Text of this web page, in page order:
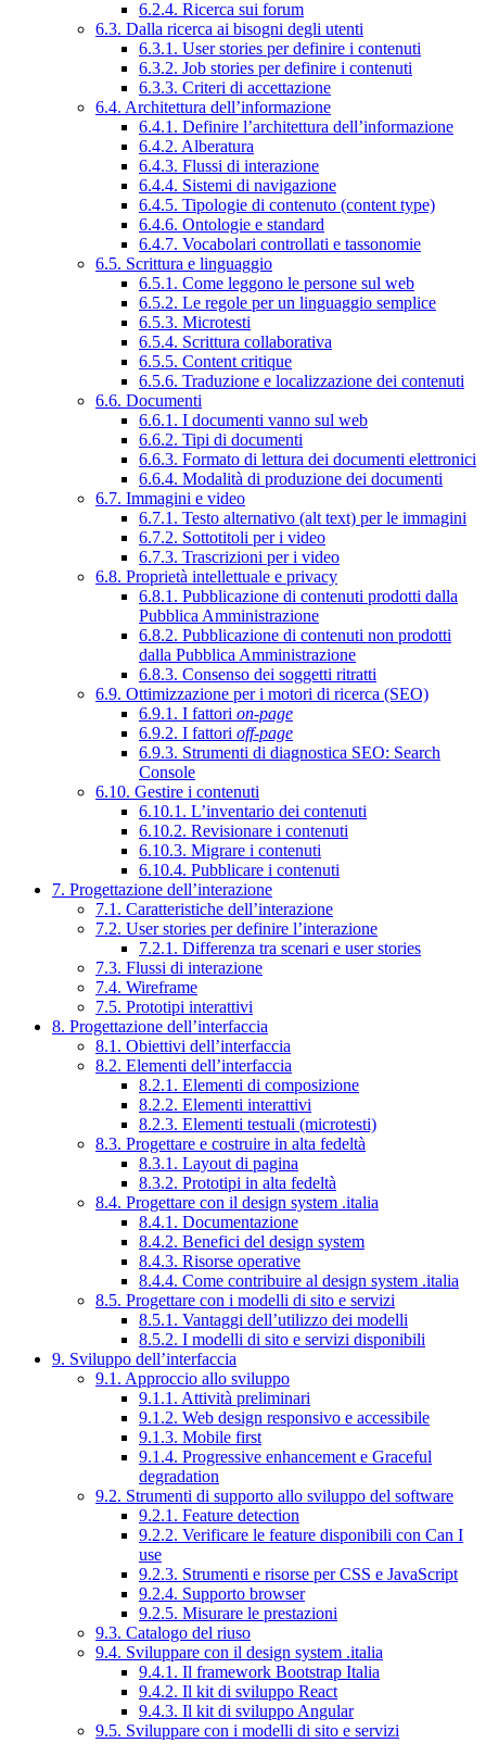
6.2.4. Ricerca sui forum
6.3. Dalla ricerca ai bisogni degli utenti
6.3.1. User stories per definire i contenuti
6.3.2. Job stories per definire i contenuti
6.3.3. Criteri di accettazione
6.4. Architettura dell’informazione
6.4.1. Definire l’architettura dell’informazione
6.4.2. Alberatura
6.4.3. Flussi di interazione
6.4.4. Sistemi di navigazione
6.4.5. Tipologie di contenuto (content type)
6.4.6. Ontologie e standard
6.4.7. Vocabolari controllati e tassonomie
6.5. Scrittura e linguaggio
6.5.1. Come leggono le persone sul web
6.5.2. Le regole per un linguaggio semplice
6.5.3. Microtesti
6.5.4. Scrittura collaborativa
6.5.5. Content critique
6.5.6. Traduzione e localizzazione dei contenuti
6.6. Documenti
6.6.1. I documenti vanno sul web
6.6.2. Tipi di documenti
6.6.3. Formato di lettura dei documenti elettronici
6.6.4. Modalità di produzione dei documenti
6.7. Immagini e video
6.7.1. Testo alternativo (alt text) per le immagini
6.7.2. Sottotitoli per i video
6.7.3. Trascrizioni per i video
6.8. Proprietà intellettuale e privacy
6.8.1. Pubblicazione di contenuti prodotti dalla
Pubblica Amministrazione
6.8.2. Pubblicazione di contenuti non prodotti
dalla Pubblica Amministrazione
6.8.3. Consenso dei soggetti ritratti
6.9. Ottimizzazione per i motori di ricerca (SEO)
6.9.1. I fattori on-page
6.9.2. I fattori off-page
6.9.3. Strumenti di diagnostica SEO: Search
Console
6.10. Gestire i contenuti
6.10.1. L’inventario dei contenuti
6.10.2. Revisionare i contenuti
6.10.3. Migrare i contenuti
6.10.4. Pubblicare i contenuti
7. Progettazione dell’interazione
7.1. Caratteristiche dell’interazione
7.2. User stories per definire l’interazione
7.2.1. Differenza tra scenari e user stories
7.3. Flussi di interazione
7.4. Wireframe
7.5. Prototipi interattivi
8. Progettazione dell’interfaccia
8.1. Obiettivi dell’interfaccia
8.2. Elementi dell’interfaccia
8.2.1. Elementi di composizione
8.2.2. Elementi interattivi
8.2.3. Elementi testuali (microtesti)
8.3. Progettare e costruire in alta fedeltà
8.3.1. Layout di pagina
8.3.2. Prototipi in alta fedeltà
8.4. Progettare con il design system .italia
8.4.1. Documentazione
8.4.2. Benefici del design system
8.4.3. Risorse operative
8.4.4. Come contribuire al design system .italia
8.5. Progettare con i modelli di sito e servizi
8.5.1. Vantaggi dell’utilizzo dei modelli
8.5.2. I modelli di sito e servizi disponibili
9. Sviluppo dell’interfaccia
9.1. Approccio allo sviluppo
9.1.1. Attività preliminari
9.1.2. Web design responsivo e accessibile
9.1.3. Mobile first
9.1.4. Progressive enhancement e Graceful
degradation
9.2. Strumenti di supporto allo sviluppo del software
9.2.1. Feature detection
9.2.2. Verificare le feature disponibili con Can I
use
9.2.3. Strumenti e risorse per CSS e JavaScript
9.2.4. Supporto browser
9.2.5. Misurare le prestazioni
9.3. Catalogo del riuso
9.4. Sviluppare con il design system .italia
9.4.1. Il framework Bootstrap Italia
9.4.2. Il kit di sviluppo React
9.4.3. Il kit di sviluppo Angular
9.5. Sviluppare con i modelli di sito e servizi